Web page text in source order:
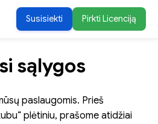
Susisiekti Pirkti Licenciją
sąlygos
paslaugomis. Prieš
plėtiniu, prašome atidžiai